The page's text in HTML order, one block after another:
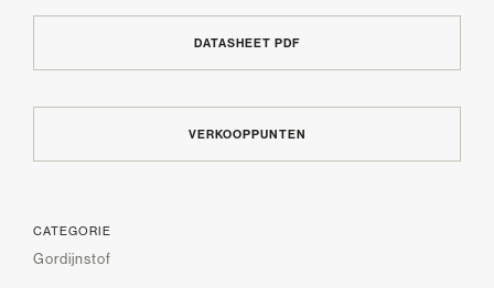
DATASHEET PDF
VERKOOPPUNTEN
CATEGORIE
Gordijnstof